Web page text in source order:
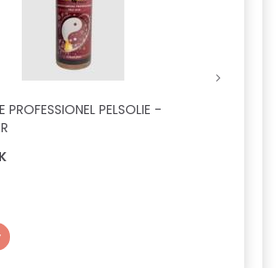
PROFESSIONEL PELSOLIE -